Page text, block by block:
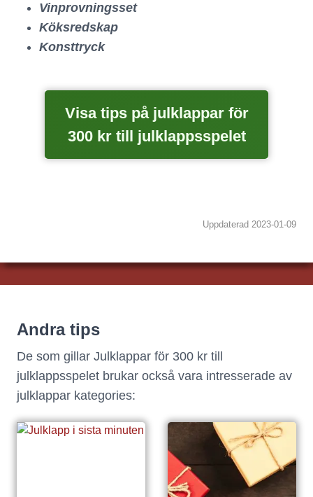
Vinprovningsset
Köksredskap
Konsttryck
Visa tips på julklappar för
300 kr till julklappsspelet
Uppdaterad 2023-01-09
Andra tips
De som gillar Julklappar för 300 kr till
julklappsspelet brukar också vara intresserade av
julklappar kategories: